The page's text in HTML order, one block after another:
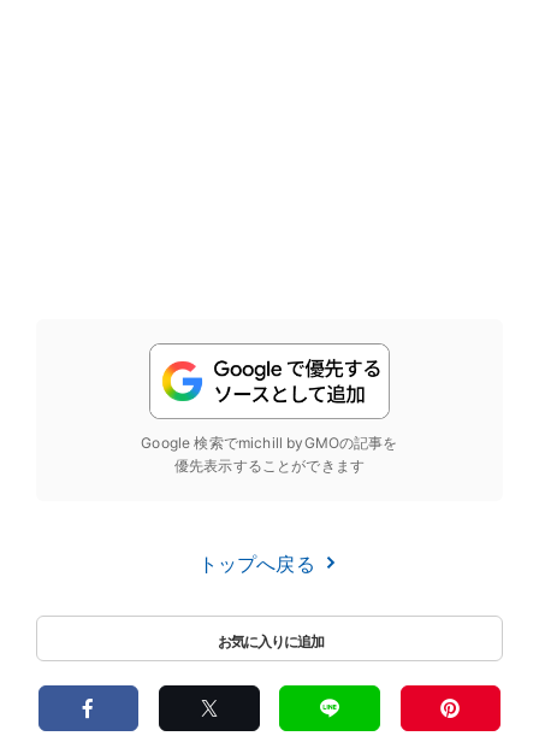
Google 検索でmichill byGMOの記事を
優先表示することができます
トップへ戻る